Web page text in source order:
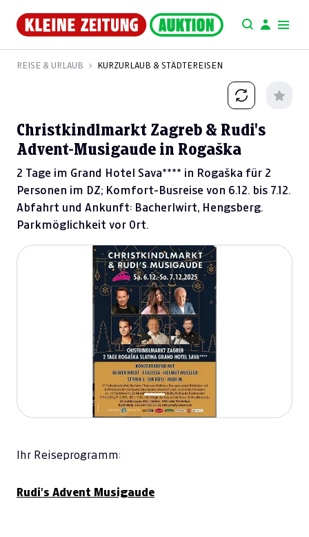
REISE & URLAUB KURZURLAUB & STÄDTEREISEN
Christkindlmarkt Zagreb & Rudi's
Advent-Musigaude in Rogaška
2 Tage im Grand Hotel Sava**** in Rogaška für 2
Personen im DZ; Komfort-Busreise von 6.12. bis 7.12.
Abfahrt und Ankunft: Bacherlwirt, Hengsberg.
Parkmöglichkeit vor Ort.
Ihr Reiseprogramm:
Rudi's Advent Musigaude